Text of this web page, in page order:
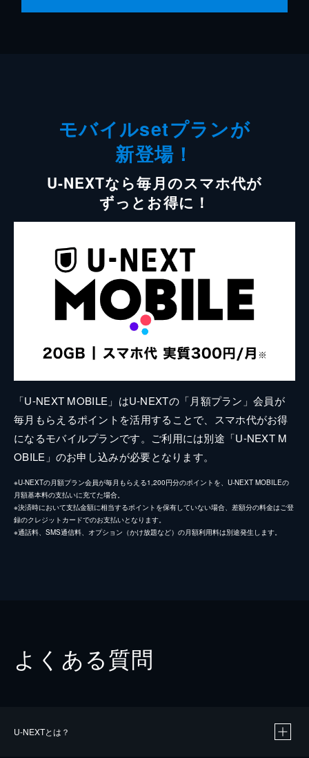
モバイルsetプランが
新登場！
U-NEXTなら毎月のスマホ代が
ずっとお得に！
「U-NEXT MOBILE」はU-NEXTの「月額プラン」会員が
毎月もらえるポイントを活用することで、スマホ代がお得
になるモバイルプランです。ご利用には別途「U-NEXT M
OBILE」のお申し込みが必要となります。
※U-NEXTの月額プラン会員が毎月もらえる1,200円分のポイントを、U-NEXT MOBILEの
月額基本料の支払いに充てた場合。
※決済時において支払金額に相当するポイントを保有していない場合、差額分の料金はご登
録のクレジットカードでのお支払いとなります。
※通話料、SMS通信料、オプション（かけ放題など）の月額利用料は別途発生します。
よくある質問
U-NEXTとは？